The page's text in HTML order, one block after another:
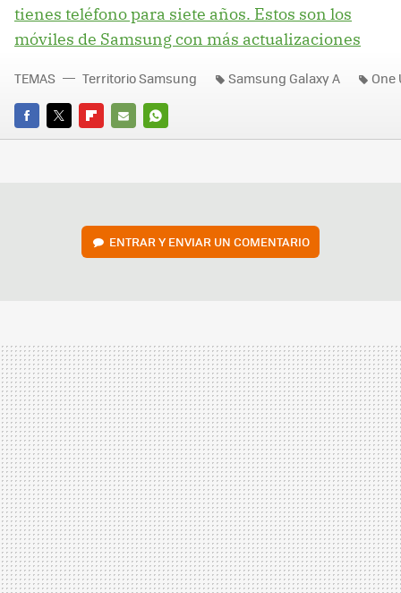
tienes teléfono para siete años. Estos son los
móviles de Samsung con más actualizaciones
FACEBOOK
TWITTERFLIPBOARD
E-
WHATSAPP
TEMAS Territorio Samsung Samsung Galaxy A One
ENTRAR Y ENVIAR UN COMENTARIO